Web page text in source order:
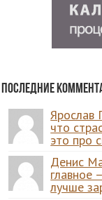
Последние
Ярослав
что
это про
Денис
главное
лучше